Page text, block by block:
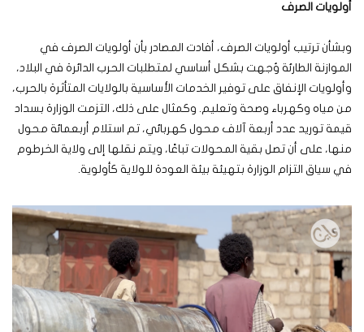
أولويات الصرف
وبشأن ترتيب أولويات الصرف، أفادت المصادر بأن أولويات الصرف في
الموازنة الطارئة وُجهت بشكل أساسي لمتطلبات الحرب الدائرة في البلاد،
وأولويات الإنفاق على توفير الخدمات الأساسية بالولايات المتأثرة بالحرب،
من مياه وكهرباء وصحة وتعليم. وكمثال على ذلك، التزمت الوزارة بسداد
قيمة توريد عدد أربعة آلاف محول كهربائي، تم استلام أربعمائة محول
منها، على أن تصل بقية المحولات تباعًا، ويتم نقلها إلى ولاية الخرطوم
في سياق التزام الوزارة بتهيئة بيئة العودة للولاية كأولوية.